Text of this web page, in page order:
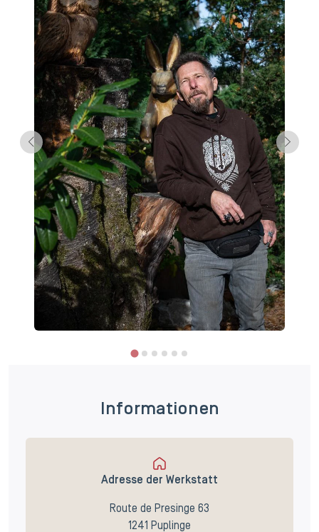
Informationen
Adresse der Werkstatt
Route de Presinge 63
1241 Puplinge